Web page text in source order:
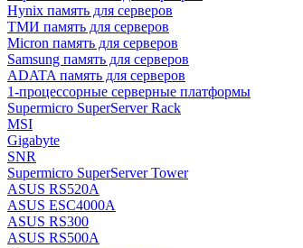
Hynix память для серверов
ТМИ память для серверов
Micron память для серверов
Samsung память для серверов
ADATA память для серверов
1-процессорные серверные платформы
Supermicro SuperServer Rack
MSI
Gigabyte
SNR
Supermicro SuperServer Tower
ASUS RS520A
ASUS ESC4000A
ASUS RS300
ASUS RS500A